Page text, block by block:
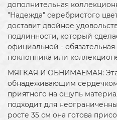
дополнительная
"Надежда" серебристого
доставит двойное
подлинности, который
официальной -
поклонника или
МЯГКАЯ И ОБНИМАЕМАЯ: Эта
обнадеживающим сердечком
приятного на ощупь
подходит для
росте 35 см она готова